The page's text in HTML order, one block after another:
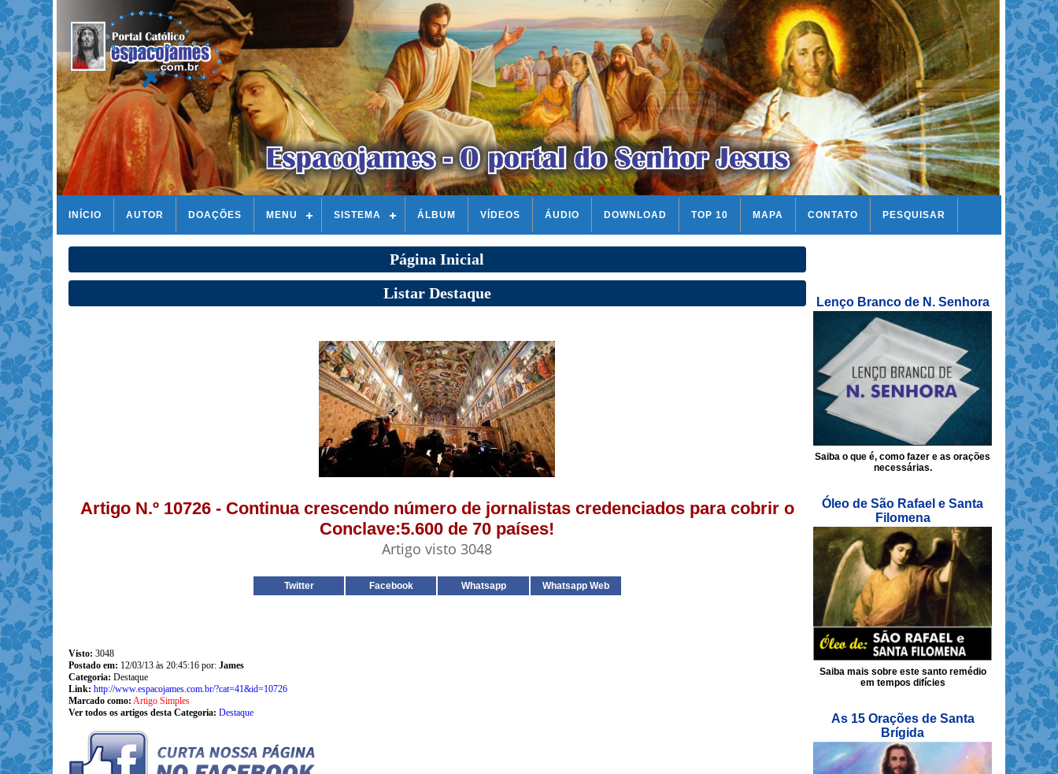
INÍCIO AUTOR DOAÇÕES MENU SISTEMA ÁLBUM VÍDEOS ÁUDIO DOWNLOAD TOP 10 MAPA CONTATO PESQUISAR
Página Inicial
Listar Destaque
Artigo N.º 10726 - Continua crescendo número de jornalistas credenciados para cobrir o
Conclave:5.600 de 70 países!
Artigo visto 3048
Twitter Facebook Whatsapp Whatsapp Web
Visto: 3048
Postado em: 12/03/13 às 20:45:16 por: James
Categoria: Destaque
Link: http://www.espacojames.com.br/?cat=41&id=10726
Marcado como: Artigo Simples
Ver todos os artigos desta Categoria: Destaque
Lenço Branco de N. Senhora
Saiba o que é, como fazer e as orações
necessárias.
Óleo de São Rafael e Santa
Filomena
Saiba mais sobre este santo remédio
em tempos difícies
As 15 Orações de Santa
Brígida